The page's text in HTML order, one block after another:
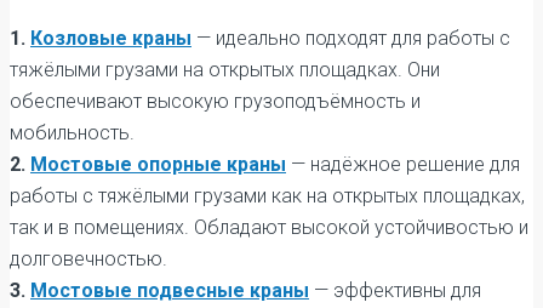
1. Козловые краны — идеально подходят для работы с
тяжёлыми грузами на открытых площадках. Они
обеспечивают высокую грузоподъёмность и
мобильность.
2. Мостовые опорные краны — надёжное решение для
работы с тяжёлыми грузами как на открытых площадках,
так и в помещениях. Обладают высокой устойчивостью и
долговечностью.
3. Мостовые подвесные краны — эффективны для